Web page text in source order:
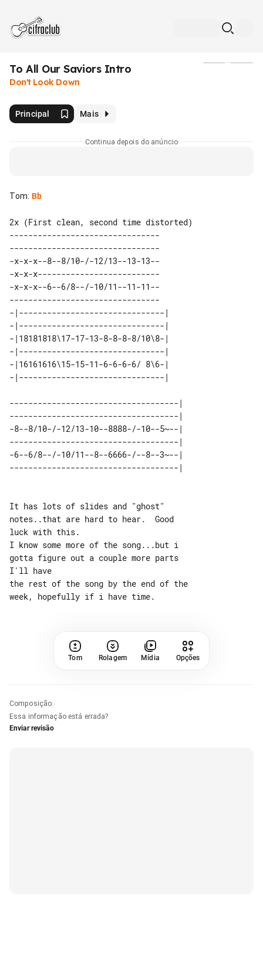
To All Our Saviors Intro
Don't Look Down
Principal Mais
Continua depois do anúncio
Tom: Bb
2x (First clean, second time distorted)
--------------------------------
--------------------------------
-x-x-x--8--8/10-/-12/13--13-13--
-x-x-x--------------------------
-x-x-x--6--6/8--/-10/11--11-11--
--------------------------------
-|-------------------------------|
-|-------------------------------|
-|18181818\17-17-13-8-8-8-8/10\8-|
-|-------------------------------|
-|16161616\15-15-11-6-6-6-6/ 8\6-|
------------------------------------|
------------------------------------|
-8--8/10-/-12/13-10--8888-/-10--5~--|
------------------------------------|
-6--6/8--/-10/11--8--6666-/--8--3~--|
It has lots of slides and "ghost"
notes..that are hard to hear.  Good
luck with this.
I know some more of the song...but i
gotta figure out a couple more parts
I'll have
the rest of the song by the end of the
Tom Rolagem Mídia Opções
Composição:
Essa informação está errada?
Enviar revisão